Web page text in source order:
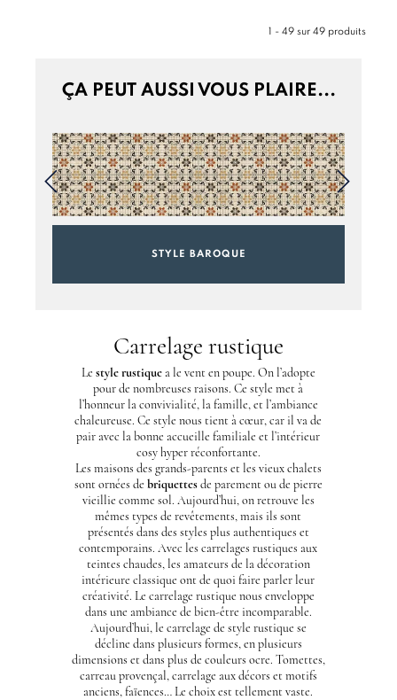
1 - 49 sur 49 produits
ÇA PEUT AUSSI VOUS PLAIRE...
STYLE BAROQUE
Carrelage rustique
Le style rustiquea le vent en poupe. On l’adopte
pour de nombreuses raisons. Ce style met à
l’honneur la convivialité, la famille, et l’ambiance
chaleureuse. Ce style nous tient à cœur, car il va de
pair avec la bonne accueille familiale et l’intérieur
cosy hyper réconfortante.
Les maisons des grands-parents et les vieux chalets
sont ornées de briquettesde parement ou de pierre
vieillie comme sol. Aujourd’hui, on retrouve les
mêmes types de revêtements, mais ils sont
présentés dans des styles plus authentiques et
contemporains. Avec les carrelages rustiques aux
teintes chaudes, les amateurs de la décoration
intérieure classique ont de quoi faire parler leur
créativité. Le carrelage rustique nous enveloppe
dans une ambiance de bien-être incomparable.
Aujourd’hui, le carrelage de style rustique se
décline dans plusieurs formes, en plusieurs
dimensions et dans plus de couleurs ocre. Tomettes,
carreau provençal, carrelage aux décors et motifs
anciens, faïences… Le choix est tellement vaste.